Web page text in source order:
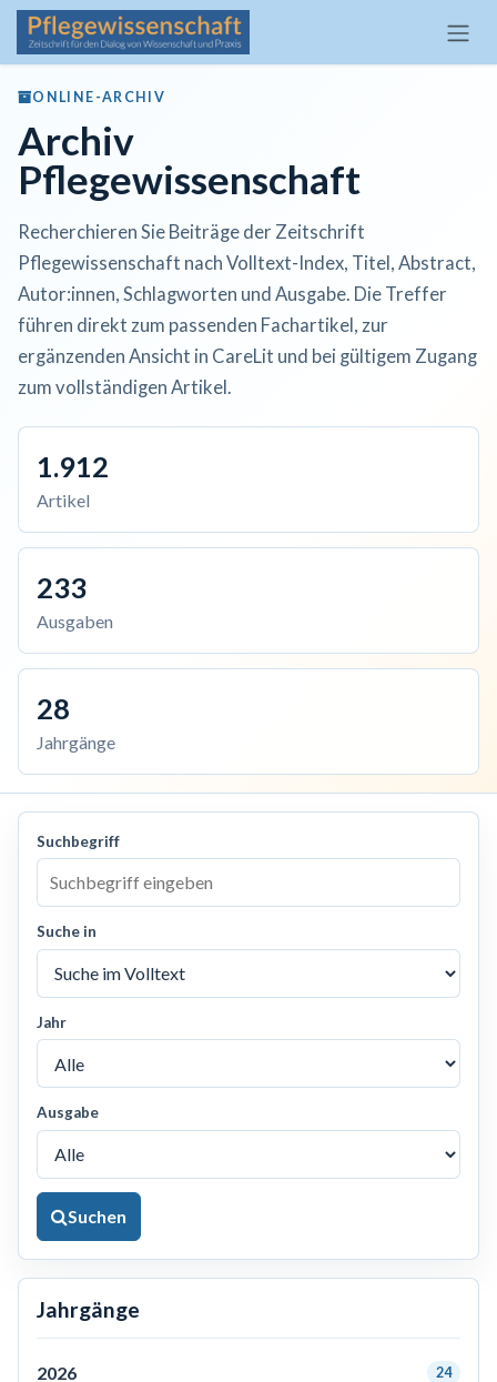
Zum Inhalt springen
ONLINE-ARCHIV
Archiv
Pflegewissenschaft
Recherchieren Sie Beiträge der Zeitschrift
Pflegewissenschaft nach Volltext-Index, Titel, Abstract,
Autor:innen, Schlagworten und Ausgabe. Die Treffer
führen direkt zum passenden Fachartikel, zur
ergänzenden Ansicht in CareLit und bei gültigem Zugang
zum vollständigen Artikel.
1.912
Artikel
233
Ausgaben
28
Jahrgänge
Suchbegriff
Suche in
Jahr
Ausgabe
Suchen
Jahrgänge
2026 24